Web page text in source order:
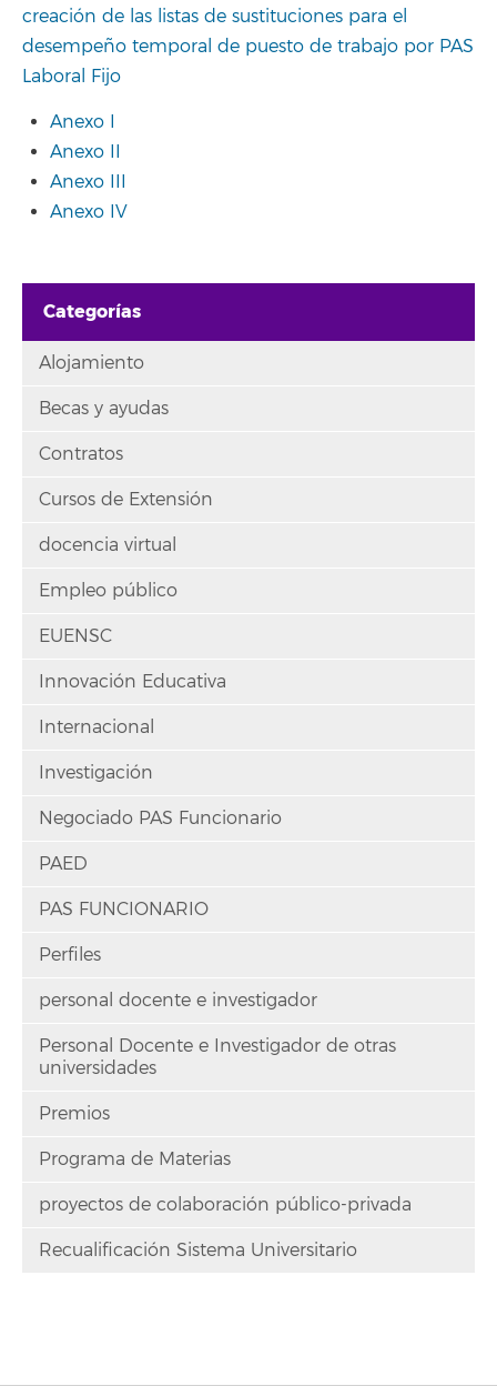
creación de las listas de sustituciones para el
desempeño temporal de puesto de trabajo por PAS
Laboral Fijo
Anexo I
Anexo II
Anexo III
Anexo IV
Categorías
Alojamiento
Becas y ayudas
Contratos
Cursos de Extensión
docencia virtual
Empleo público
EUENSC
Innovación Educativa
Internacional
Investigación
Negociado PAS Funcionario
PAED
PAS FUNCIONARIO
Perfiles
personal docente e investigador
Personal Docente e Investigador de otras
universidades
Premios
Programa de Materias
proyectos de colaboración público-privada
Recualificación Sistema Universitario